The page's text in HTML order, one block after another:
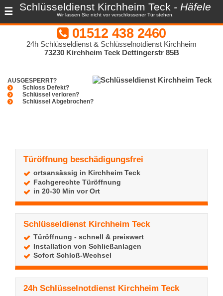
☰ Schlüsseldienst Kirchheim Teck - Häfele
Wir lassen Sie nicht vor verschlossener Tür stehen.
01512 438 2460
24h Schlüsseldienst & Schlüsselnotdienst Kirchheim
73230 Kirchheim Teck Dettingerstr 85B
AUSGESPERRT?
Schloss Defekt?
Schlüssel verloren?
Schlüssel Abgebrochen?
Türöffnung beschädigungsfrei
ortsansässig in Kirchheim Teck
Fachgerechte Türöffnung
in 20-30 Min vor Ort
Schlüsseldienst Kirchheim Teck
Türöffnung - schnell & preiswert
Installation von Schließanlagen
Sofort Schloß-Wechsel
24h Schlüsselnotdienst Kirchheim Teck